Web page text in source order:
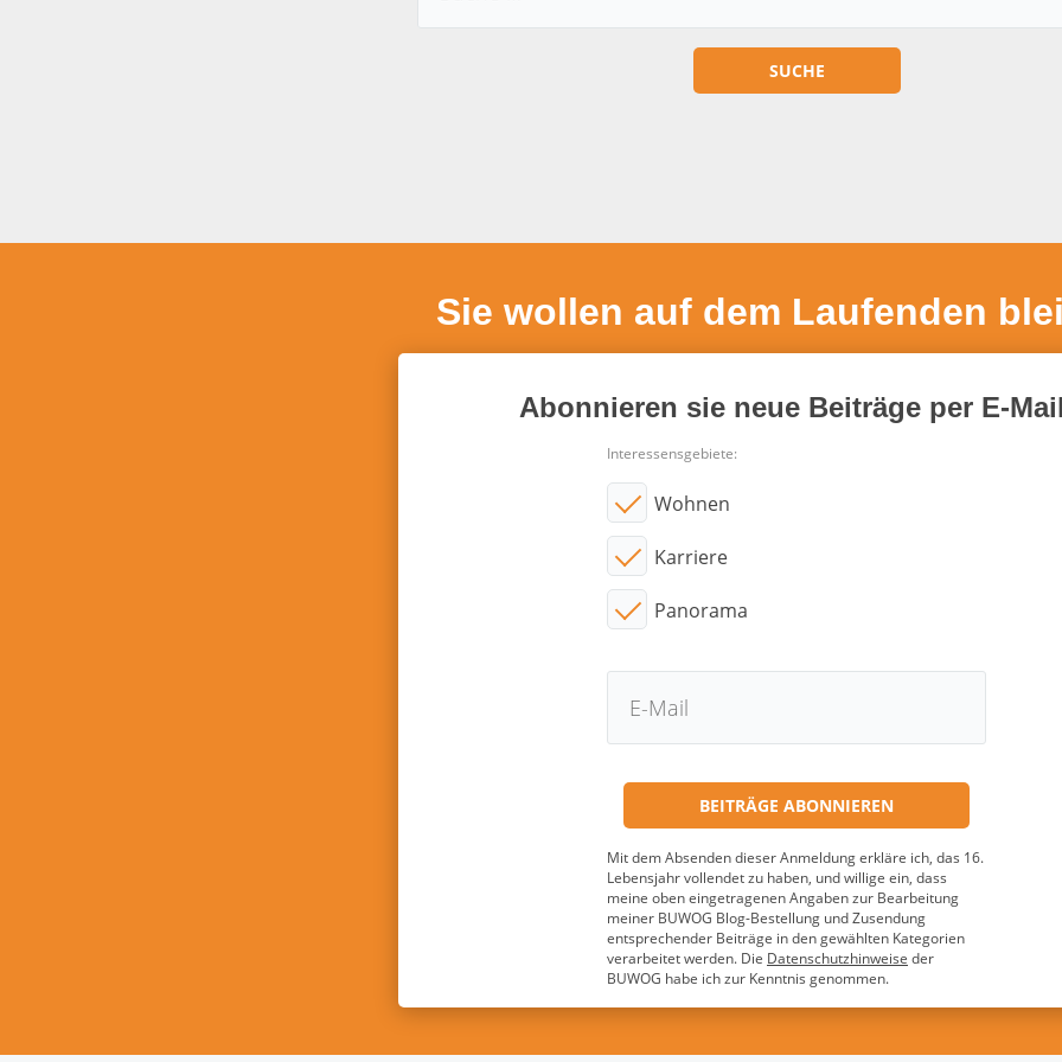
Sie wollen auf dem Laufenden
Abonnieren sie neue Beiträge per E-
Interessensgebiete:
Wohnen
Karriere
Panorama
Mit dem Absenden dieser Anmeldung erkläre ich, das 16.
Lebensjahr vollendet zu haben, und willige ein, dass
meine oben eingetragenen Angaben zur Bearbeitung
meiner BUWOG Blog-Bestellung und Zusendung
entsprechender Beiträge in den gewählten Kategorien
verarbeitet werden. Die Datenschutzhinweise der
BUWOG habe ich zur Kenntnis genommen.